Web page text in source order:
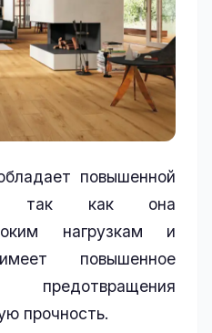
повышенной
так как она
нагрузкам и
повышенное
прочность.